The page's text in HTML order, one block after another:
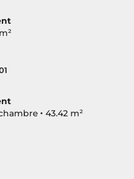
43.42 m²